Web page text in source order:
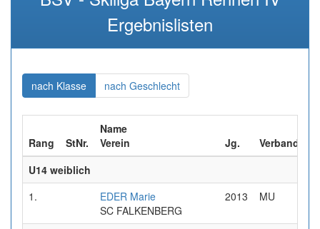
Ergebnislisten
nach Klasse(aktuell)nach Geschlecht(aktuell)
Rang StNr.
Name
Verein
Jg. Verband
U14 weiblich
1.
EDER Marie
SC FALKENBERG
2013 MU